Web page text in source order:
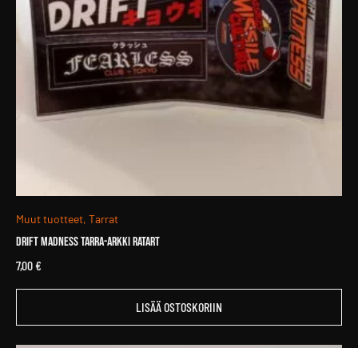
Muut tuotteet, Tarrat
Drift Madness tarra-arkki Ratart
7,00€
LISÄÄ OSTOSKORIIN